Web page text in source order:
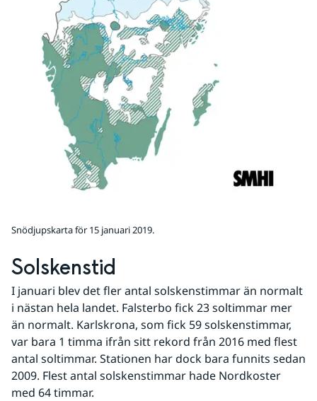
Snödjupskarta för 15 januari 2019.
Solskenstid
I januari blev det fler antal solskenstimmar än normalt
i nästan hela landet. Falsterbo fick 23 soltimmar mer
än normalt. Karlskrona, som fick 59 solskenstimmar,
var bara 1 timma ifrån sitt rekord från 2016 med flest
antal soltimmar. Stationen har dock bara funnits sedan
2009. Flest antal solskenstimmar hade Nordkoster
med 64 timmar.